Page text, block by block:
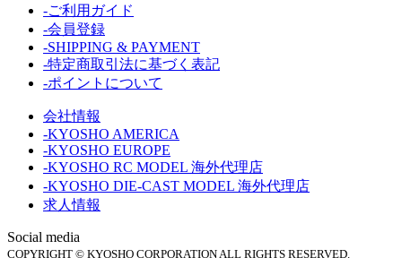
-ご利用ガイド
-会員登録
-SHIPPING & PAYMENT
-特定商取引法に基づく表記
-ポイントについて
会社情報
-KYOSHO AMERICA
-KYOSHO EUROPE
-KYOSHO RC MODEL 海外代理店
-KYOSHO DIE-CAST MODEL 海外代理店
求人情報
Social media
COPYRIGHT © KYOSHO CORPORATION ALL RIGHTS RESERVED.